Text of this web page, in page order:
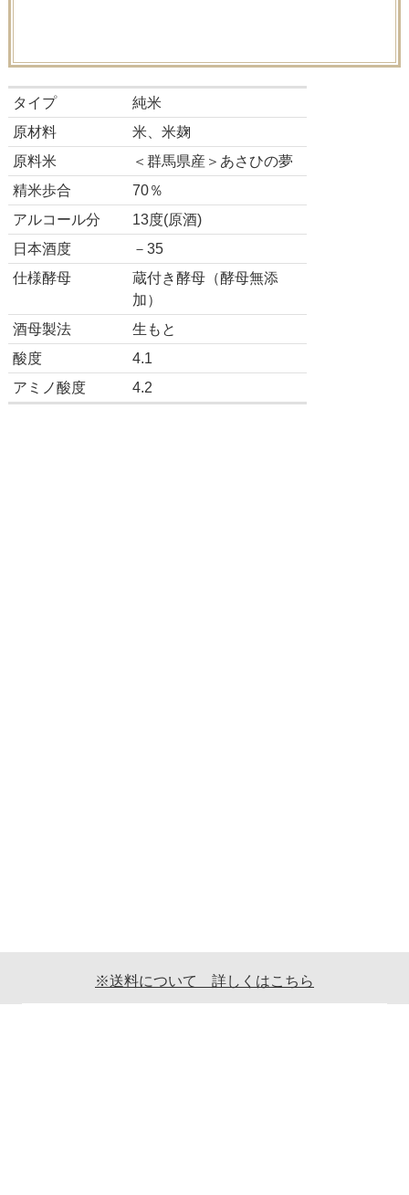
タイプ
純米
原材料
米、米麹
原料米
＜群馬県産＞あさひの夢
精米歩合
70％
アルコール分
13度(原酒)
日本酒度
－35
仕様酵母
蔵付き酵母（酵母無添
加）
酒母製法
生もと
酸度
4.1
アミノ酸度
4.2
※送料について 詳しくはこちら